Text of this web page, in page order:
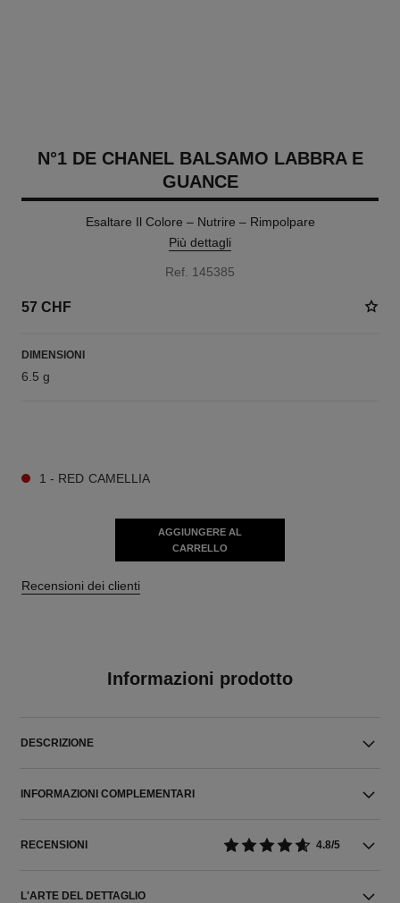
N°1 DE CHANEL BALSAMO LABBRA E
GUANCE
Esaltare Il Colore – Nutrire – Rimpolpare
Più dettagli
Ref. 145385
57 CHF
DIMENSIONI
6.5 g
1 - RED CAMELLIA
AGGIUNGERE AL
CARRELLO
Recensioni dei clienti
Informazioni prodotto
DESCRIZIONE
INFORMAZIONI COMPLEMENTARI
RECENSIONI 4.8/5
L'ARTE DEL DETTAGLIO